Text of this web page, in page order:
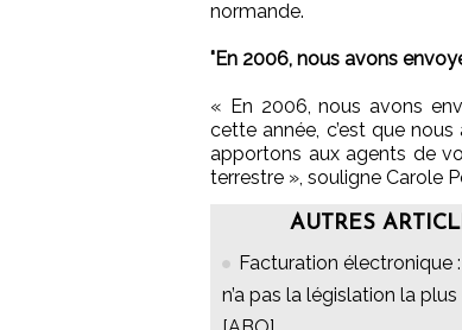
normande.
"En 2006, nous avons
« En 2006, nous avons
cette année, c’est que
apportons aux agents de
terrestre », souligne Carole
AUTRES
Facturation électronique
n’a pas la législation la